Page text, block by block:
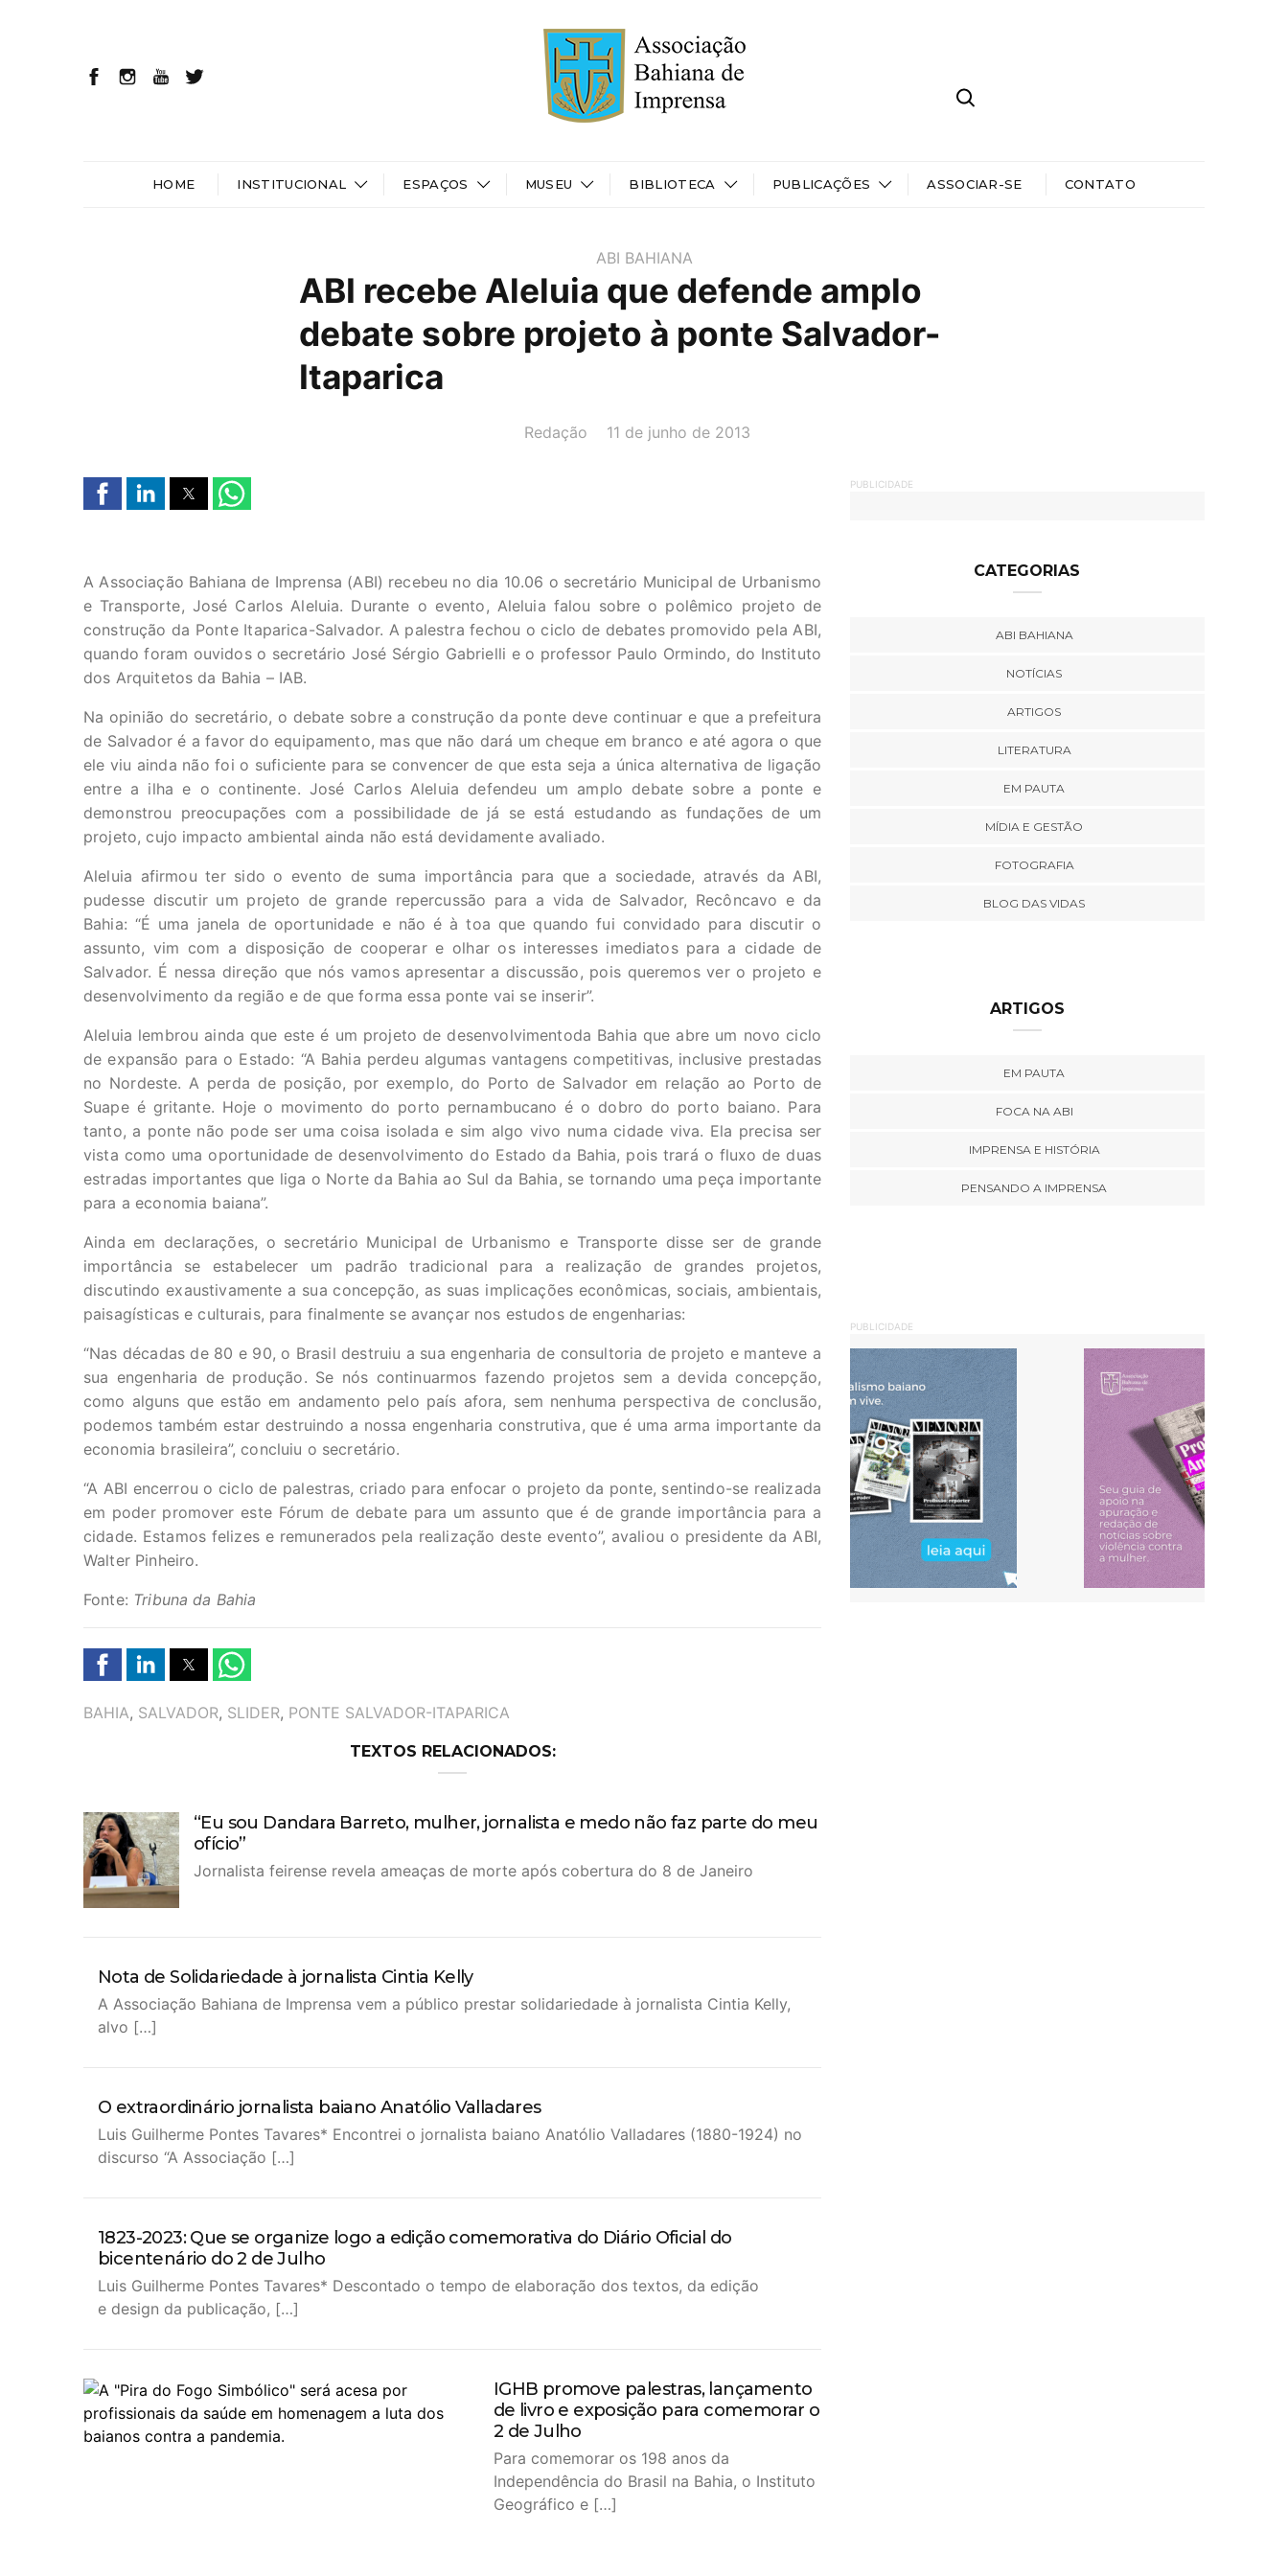
HOME INSTITUCIONAL ESPAÇOS MUSEU BIBLIOTECA PUBLICAÇÕES ASSOCIAR-SE CONTATO
ABI BAHIANA
ABI recebe Aleluia que defende amplo
debate sobre projeto à ponte Salvador-
Itaparica
AUTOR(A):
Redação DATA:
11 de junho de 2013
A Associação Bahiana de Imprensa (ABI) recebeu no dia 10.06 o secretário Municipal de Urbanismo
e Transporte, José Carlos Aleluia. Durante o evento, Aleluia falou sobre o polêmico projeto de
construção da Ponte Itaparica-Salvador. A palestra fechou o ciclo de debates promovido pela ABI,
quando foram ouvidos o secretário José Sérgio Gabrielli e o professor Paulo Ormindo, do Instituto
dos Arquitetos da Bahia – IAB.
Na opinião do secretário, o debate sobre a construção da ponte deve continuar e que a prefeitura
de Salvador é a favor do equipamento, mas que não dará um cheque em branco e até agora o que
ele viu ainda não foi o suficiente para se convencer de que esta seja a única alternativa de ligação
entre a ilha e o continente. José Carlos Aleluia defendeu um amplo debate sobre a ponte e
demonstrou preocupações com a possibilidade de já se está estudando as fundações de um
projeto, cujo impacto ambiental ainda não está devidamente avaliado.
Aleluia afirmou ter sido o evento de suma importância para que a sociedade, através da ABI,
pudesse discutir um projeto de grande repercussão para a vida de Salvador, Recôncavo e da
Bahia: “É uma janela de oportunidade e não é à toa que quando fui convidado para discutir o
assunto, vim com a disposição de cooperar e olhar os interesses imediatos para a cidade de
Salvador. É nessa direção que nós vamos apresentar a discussão, pois queremos ver o projeto e
desenvolvimento da região e de que forma essa ponte vai se inserir”.
Aleluia lembrou ainda que este é um projeto de desenvolvimentoda Bahia que abre um novo ciclo
de expansão para o Estado: “A Bahia perdeu algumas vantagens competitivas, inclusive prestadas
no Nordeste. A perda de posição, por exemplo, do Porto de Salvador em relação ao Porto de
Suape é gritante. Hoje o movimento do porto pernambucano é o dobro do porto baiano. Para
tanto, a ponte não pode ser uma coisa isolada e sim algo vivo numa cidade viva. Ela precisa ser
vista como uma oportunidade de desenvolvimento do Estado da Bahia, pois trará o fluxo de duas
estradas importantes que liga o Norte da Bahia ao Sul da Bahia, se tornando uma peça importante
para a economia baiana”.
Ainda em declarações, o secretário Municipal de Urbanismo e Transporte disse ser de grande
importância se estabelecer um padrão tradicional para a realização de grandes projetos,
discutindo exaustivamente a sua concepção, as suas implicações econômicas, sociais, ambientais,
paisagísticas e culturais, para finalmente se avançar nos estudos de engenharias:
“Nas décadas de 80 e 90, o Brasil destruiu a sua engenharia de consultoria de projeto e manteve a
sua engenharia de produção. Se nós continuarmos fazendo projetos sem a devida concepção,
como alguns que estão em andamento pelo país afora, sem nenhuma perspectiva de conclusão,
podemos também estar destruindo a nossa engenharia construtiva, que é uma arma importante da
economia brasileira”, concluiu o secretário.
“A ABI encerrou o ciclo de palestras, criado para enfocar o projeto da ponte, sentindo-se realizada
em poder promover este Fórum de debate para um assunto que é de grande importância para a
cidade. Estamos felizes e remunerados pela realização deste evento”, avaliou o presidente da ABI,
Walter Pinheiro.
Fonte: Tribuna da Bahia
TAGS
BAHIA, SALVADOR, SLIDER, PONTE SALVADOR-ITAPARICA
TEXTOS RELACIONADOS:
“Eu sou Dandara Barreto, mulher, jornalista e medo não faz parte do meu
ofício”
Jornalista feirense revela ameaças de morte após cobertura do 8 de Janeiro
Nota de Solidariedade à jornalista Cintia Kelly
A Associação Bahiana de Imprensa vem a público prestar solidariedade à jornalista Cintia Kelly,
alvo […]
O extraordinário jornalista baiano Anatólio Valladares
Luis Guilherme Pontes Tavares* Encontrei o jornalista baiano Anatólio Valladares (1880-1924) no
discurso “A Associação […]
1823-2023: Que se organize logo a edição comemorativa do Diário Oficial do
bicentenário do 2 de Julho
Luis Guilherme Pontes Tavares* Descontado o tempo de elaboração dos textos, da edição
e design da publicação, […]
IGHB promove palestras, lançamento
de livro e exposição para comemorar o
2 de Julho
Para comemorar os 198 anos da
Independência do Brasil na Bahia, o Instituto
Geográfico e […]
PUBLICIDADE
CATEGORIAS
ABI BAHIANA
NOTÍCIAS
ARTIGOS
LITERATURA
EM PAUTA
MÍDIA E GESTÃO
FOTOGRAFIA
BLOG DAS VIDAS
ARTIGOS
EM PAUTA
FOCA NA ABI
IMPRENSA E HISTÓRIA
PENSANDO A IMPRENSA
PUBLICIDADE